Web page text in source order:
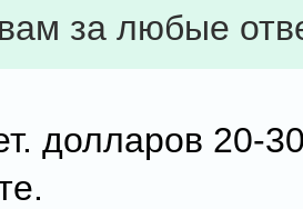
за любые
долларов 20-